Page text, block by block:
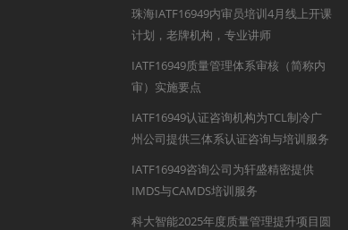
珠海IATF16949内审员培训4月线上开课
计划，老牌机构，专业讲师
IATF16949质量管理体系审核（简称内
审）实施要点
IATF16949认证咨询机构为TCL制冷广
州公司提供三体系认证咨询与培训服务
IATF16949咨询公司为轩盛精密提供
IMDS与CAMDS培训服务
科大智能2025年度质量管理提升项目圆